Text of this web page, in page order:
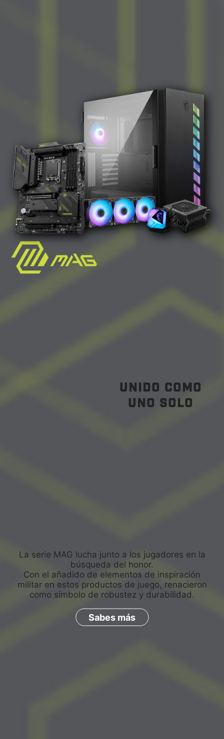
Unido como
uno solo
La serie MAG lucha junto a los jugadores en la
búsqueda del honor.
Con el añadido de elementos de inspiración
militar en estos productos de juego, renacieron
como símbolo de robustez y durabilidad.
Sabes más